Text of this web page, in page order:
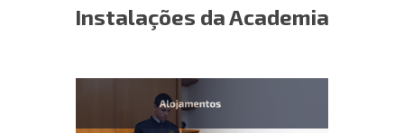
Instalações da Academia